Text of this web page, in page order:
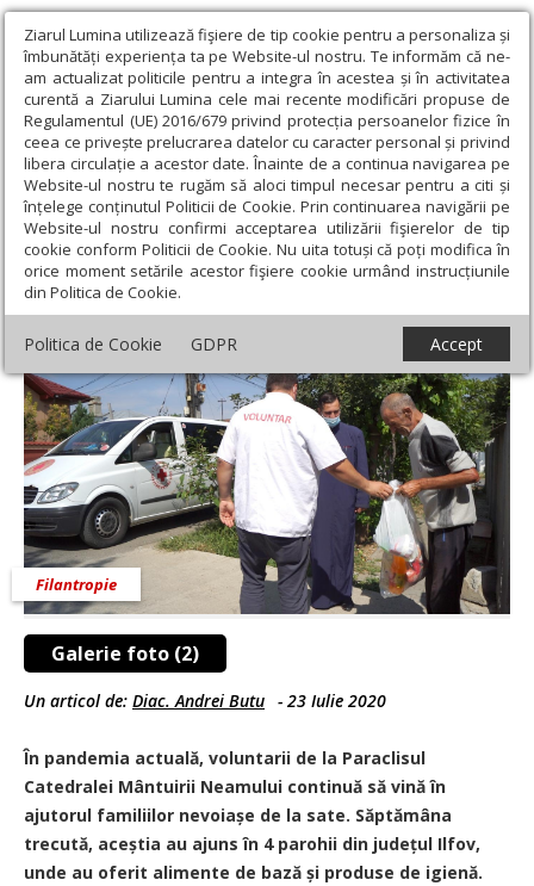
Ziarul Lumina utilizează fişiere de tip cookie pentru a personaliza și
îmbunătăți experiența ta pe Website-ul nostru. Te informăm că ne-
am actualizat politicile pentru a integra în acestea și în activitatea
curentă a Ziarului Lumina cele mai recente modificări propuse de
Regulamentul (UE) 2016/679 privind protecția persoanelor fizice în
ceea ce privește prelucrarea datelor cu caracter personal și privind
libera circulație a acestor date. Înainte de a continua navigarea pe
Website-ul nostru te rugăm să aloci timpul necesar pentru a citi și
înțelege conținutul Politicii de Cookie. Prin continuarea navigării pe
Website-ul nostru confirmi acceptarea utilizării fişierelor de tip
cookie conform Politicii de Cookie. Nu uita totuși că poți modifica în
orice moment setările acestor fişiere cookie urmând instrucțiunile
din Politica de Cookie.
Politica de Cookie GDPR Accept
Ziarul Lumina › Filantropie › Sprijin pentru familii vulnerabile din
4 sate ilfovene
Sprijin pentru familii vulnerabile din 4 sate
ilfovene
Galerie foto (2)
Filantropie
Un articol de: Diac. Andrei Butu - 23 Iulie 2020
În pandemia actuală, voluntarii de la Paraclisul
Catedralei Mântuirii Neamului continuă să vină în
ajutorul familiilor nevoiașe de la sate. Săptămâna
trecută, aceștia au ajuns în 4 parohii din județul Ilfov,
unde au oferit alimente de bază și produse de igienă.